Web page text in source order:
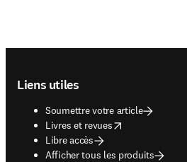
Liens utiles
Soumettre votre article
Livres et revues
opens in new tab/window
Libre accès
Afficher tous les produits